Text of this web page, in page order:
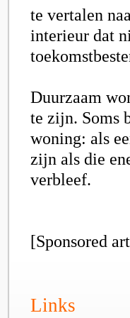
te vertalen
interieur dat
Duurzaam
te zijn. Soms
woning: als
zijn als die
verbleef.
[Sponsored
Links